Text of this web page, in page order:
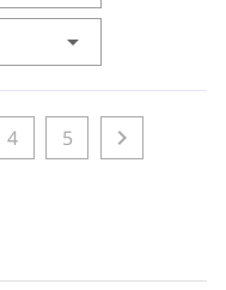
arrow_drop_down
4 5 chevron_right